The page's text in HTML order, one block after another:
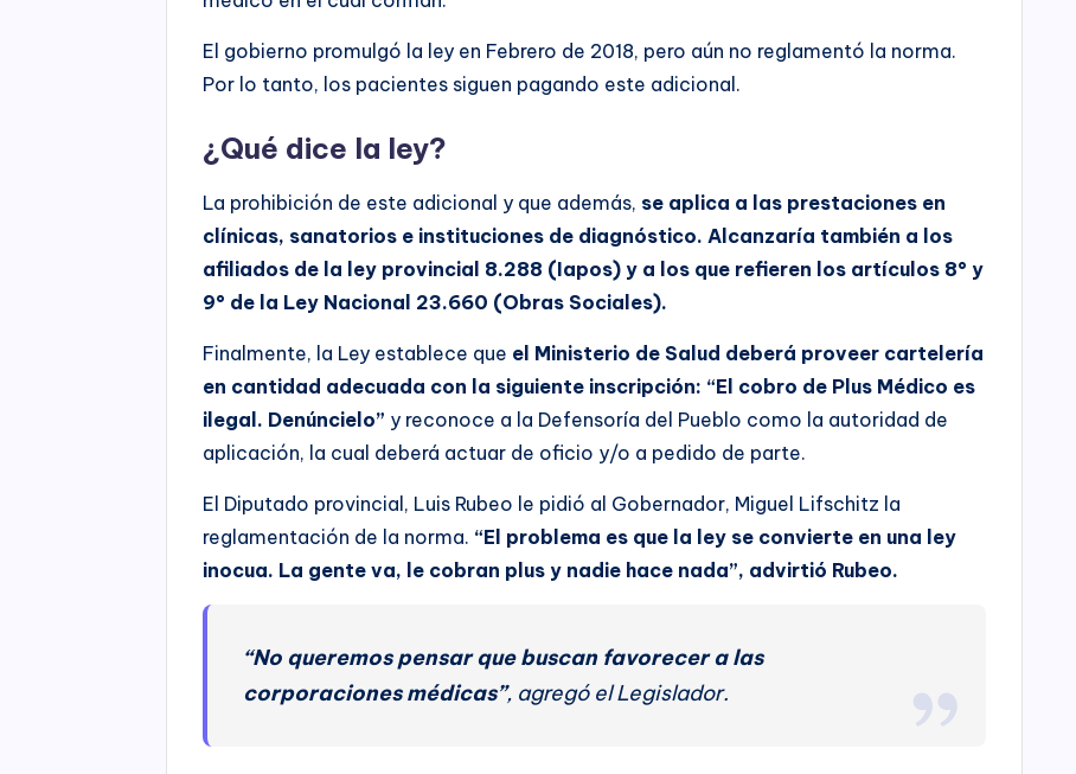
El gobierno promulgó la ley en Febrero de 2018, pero aún no reglamentó la norma.
Por lo tanto, los pacientes siguen pagando este adicional.
¿Qué dice la ley?
La prohibición de este adicional y que además, se aplica a las prestaciones en
clínicas, sanatorios e instituciones de diagnóstico. Alcanzaría también a los
afiliados de la ley provincial 8.288 (Iapos) y a los que refieren los artículos 8° y
9° de la Ley Nacional 23.660 (Obras Sociales).
Finalmente, la Ley establece que el Ministerio de Salud deberá proveer cartelería
en cantidad adecuada con la siguiente inscripción: “El cobro de Plus Médico es
ilegal. Denúncielo” y reconoce a la Defensoría del Pueblo como la autoridad de
aplicación, la cual deberá actuar de oficio y/o a pedido de parte.
El Diputado provincial, Luis Rubeo le pidió al Gobernador, Miguel Lifschitz la
reglamentación de la norma. “El problema es que la ley se convierte en una ley
inocua. La gente va, le cobran plus y nadie hace nada”, advirtió Rubeo.
“No queremos pensar que buscan favorecer a las
corporaciones médicas”, agregó el Legislador.